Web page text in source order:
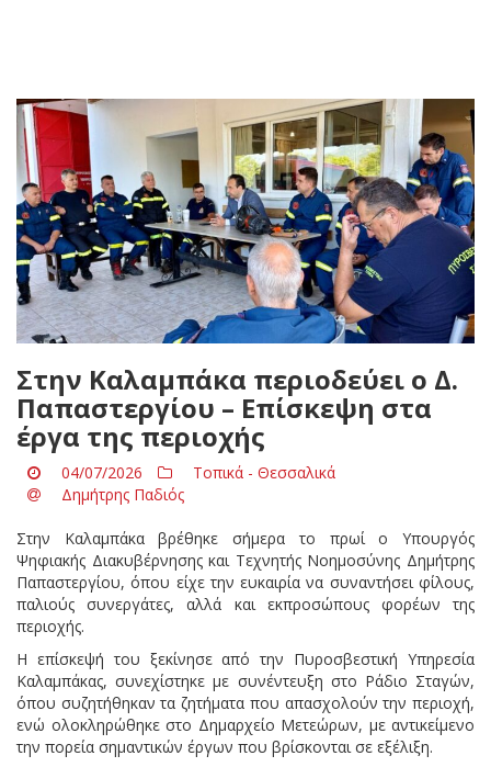
Στην Καλαμπάκα περιοδεύει ο Δ.
Παπαστεργίου – Επίσκεψη στα
έργα της περιοχής
04/07/2026
Τοπικά - Θεσσαλικά
Δημήτρης Παδιός
Στην Καλαμπάκα βρέθηκε σήμερα το πρωί ο Υπουργός
Ψηφιακής Διακυβέρνησης και Τεχνητής Νοημοσύνης Δημήτρης
Παπαστεργίου, όπου είχε την ευκαιρία να συναντήσει φίλους,
παλιούς συνεργάτες, αλλά και εκπροσώπους φορέων της
περιοχής.
Η επίσκεψή του ξεκίνησε από την Πυροσβεστική Υπηρεσία
Καλαμπάκας, συνεχίστηκε με συνέντευξη στο Ράδιο Σταγών,
όπου συζητήθηκαν τα ζητήματα που απασχολούν την περιοχή,
ενώ ολοκληρώθηκε στο Δημαρχείο Μετεώρων, με αντικείμενο
την πορεία σημαντικών έργων που βρίσκονται σε εξέλιξη.